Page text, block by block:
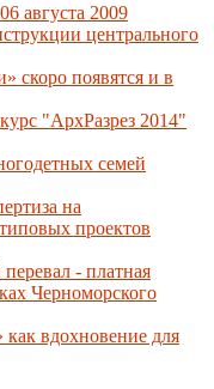
августа 2009
центрального
скоро появятся и в
"АрхРазрез 2014"
семей
на
проектов
- платная
Черноморского
вдохновение для